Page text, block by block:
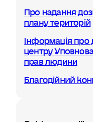
Про надання
плану територій
Інформація про
центру
прав людини
Благодійний